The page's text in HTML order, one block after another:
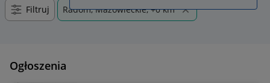
Filtruj Radom, Mazowieckie, +0 km
Ogłoszenia